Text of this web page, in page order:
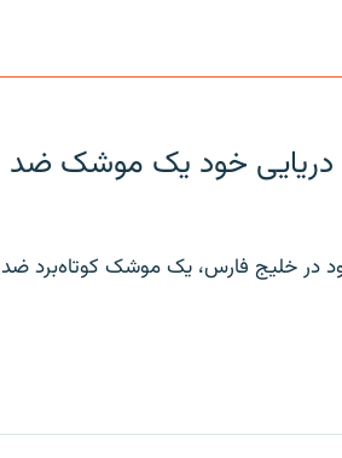
دریایی خود یک موشک ضد
در خلیج فارس، یک موشک کوتاه‌برد ضد